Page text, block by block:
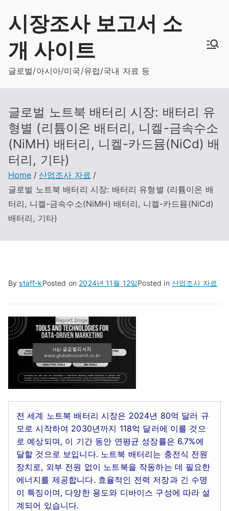
content
시장조사 보고서 소
개 사이트
글로벌/아시아/미국/유럽/국내 자료 등
글로벌 노트북 배터리 시장: 배터리 유
형별 (리튬이온 배터리, 니켈-금속수소
(NiMH) 배터리, 니켈-카드뮴(NiCd) 배
터리, 기타)
Home
산업조사 자료
글로벌 노트북 배터리 시장: 배터리 유형별 (리튬이온 배
터리, 니켈-금속수소(NiMH) 배터리, 니켈-카드뮴(NiCd)
배터리, 기타)
Bystaff-kPosted on 2024년 11월 12일Posted in 산업조사 자료
전 세계 노트북 배터리 시장은 2024년 80억 달러 규
모로 시작하여 2030년까지 118억 달러에 이를 것으
로 예상되며, 이 기간 동안 연평균 성장률은 6.7%에
달할 것으로 보입니다. 노트북 배터리는 충전식 전원
장치로, 외부 전원 없이 노트북을 작동하는 데 필요한
에너지를 제공합니다. 효율적인 전력 저장과 긴 수명
이 특징이며, 다양한 용도와 디바이스 구성에 따라 설
계되어 있습니다.